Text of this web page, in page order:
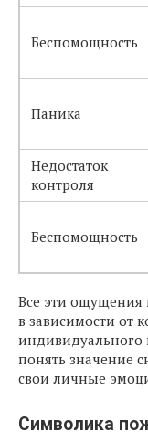
Беспомощность
Паника
Недостаток
контроля
Беспомощность
Все эти ощущения
в зависимости от
индивидуального
понять значение
свои личные
Символика